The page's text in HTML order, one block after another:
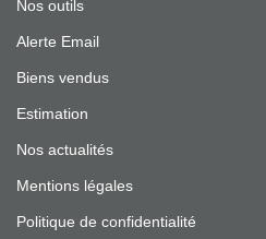
Nos outils
Alerte Email
Biens vendus
Estimation
Nos actualités
Mentions légales
Politique de confidentialité